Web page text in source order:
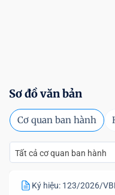
Sơ đồ văn bản
Cơ quan ban hành
Tất cả cơ quan ban hành
Ký hiệu: 123/2026/